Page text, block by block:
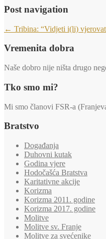
Post navigation
← Tribina: “Vidjeti i(li)
Vremenita dobra
Naše dobro nije ništa drugo
Tko smo mi?
Mi smo članovi FSR-a
Bratstvo
Događanja
Duhovni kutak
Godina vjere
Hodočašća Bratstva
Karitativne akcije
Korizma
Korizma 2011. godine
Korizma 2017. godine
Molitve
Molitve sv. Franje
Molitve za svećenike